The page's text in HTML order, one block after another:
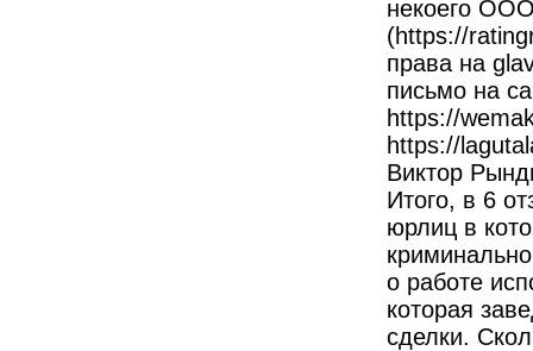
некоего
(https://
права на
письмо на
https://
https://
Виктор
Итого, в 6
юрлиц в
о работе
которая
сделки.